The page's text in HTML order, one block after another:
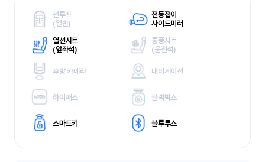
썬루프
(일반)
전동접이
사이드미러
열선시트
(앞좌석)
통풍시트
(운전석)
후방 카메라 내비게이션
하이패스 블랙박스
스마트키 블루투스